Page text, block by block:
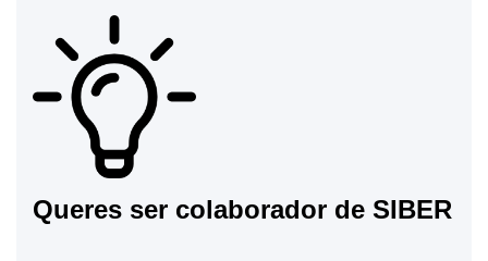
Queres ser colaborador de SIBER